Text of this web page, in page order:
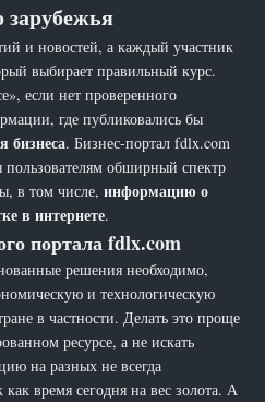
и новостей, а каждый участник
выбирает правильный курс.
если нет проверенного
где публиковались бы
бизнеса. Бизнес-портал fdlx.com
пользователям обширный спектр
в том числе,информацию о
в интернете.
портала fdlx.com
решения необходимо,
и технологическую
в частности. Делать это проще
ресурсе, а не искать
на разных не всегда
время сегодня на вес золота. А